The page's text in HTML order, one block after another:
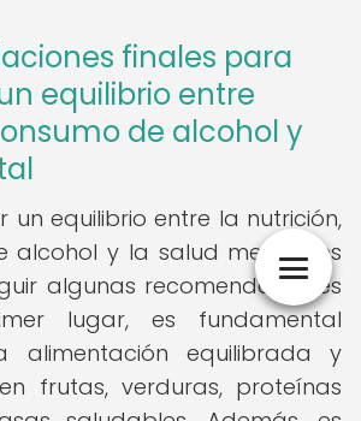
finales para
equilibrio entre
de alcohol y
un equilibrio entre la nutrición,
alcohol y la salud mental, es
algunas recomendaciones
lugar, es fundamental
alimentación equilibrada y
frutas, verduras, proteínas